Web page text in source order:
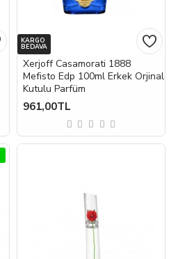
KARGO
BEDAVA
Xerjoff Casamorati 1888
Mefisto Edp 100ml Erkek Orjinal
Kutulu Parfüm
961,00TL